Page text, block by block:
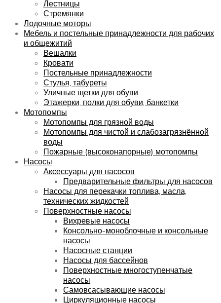
Лестницы
Стремянки
Лодочные моторы
Мебель и постельные принадлежности для рабочих
и общежитий
Вешалки
Кровати
Постельные принадлежности
Стулья, табуреты
Уличные щетки для обуви
Этажерки, полки для обуви, банкетки
Мотопомпы
Мотопомпы для грязной воды
Мотопомпы для чистой и слабозагрязнённой
воды
Пожарные (высоконапорные) мотопомпы
Насосы
Аксессуары для насосов
Предварительные фильтры для насосов
Насосы для перекачки топлива, масла,
технических жидкостей
Поверхностные насосы
Вихревые насосы
Консольно-моноблочные и консольные
насосы
Насосные станции
Насосы для бассейнов
Поверхностные многоступенчатые
насосы
Самовсасывающие насосы
Циркуляционные насосы